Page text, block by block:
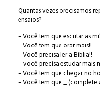
Quantas vezes precisamos
ensaios?
– Você tem que escutar as
– Você tem que orar mais!!
– Você precisa ler a Bíblia!!
– Você precisa estudar mais
– Você tem que chegar no
– Você tem que _ (complete